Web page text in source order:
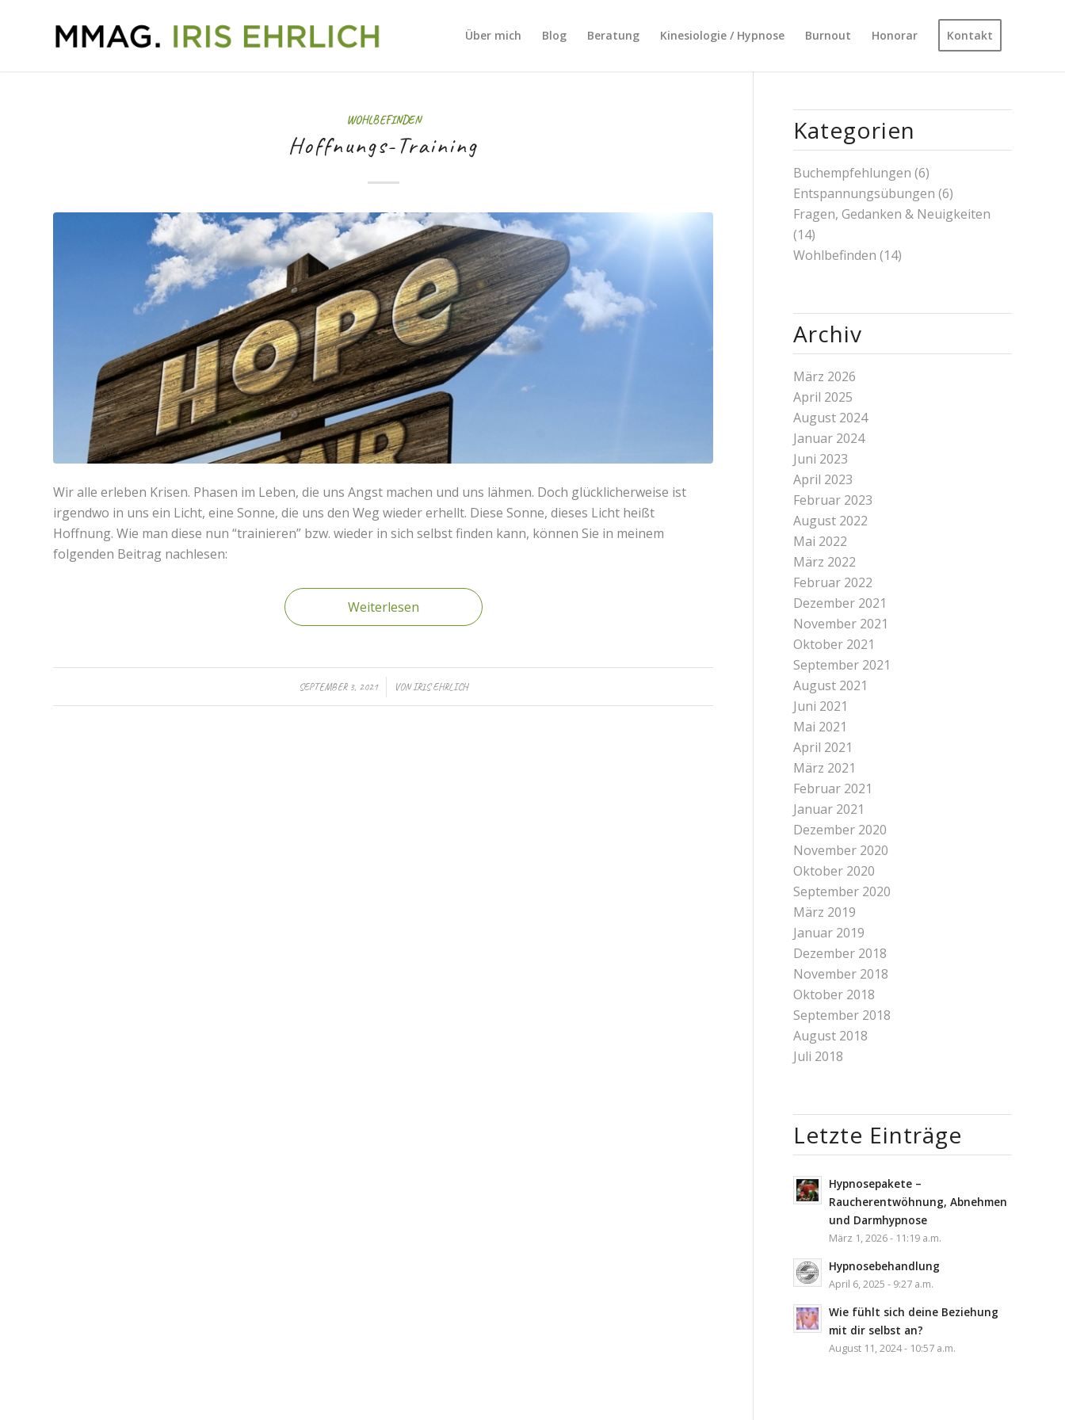
Über mich Blog Beratung Kinesiologie / Hypnose Burnout Honorar Kontakt
WOHLBEFINDEN
Hoffnungs-Training
Wir alle erleben Krisen. Phasen im Leben, die uns Angst machen und uns lähmen. Doch glücklicherweise ist
irgendwo in uns ein Licht, eine Sonne, die uns den Weg wieder erhellt. Diese Sonne, dieses Licht heißt
Hoffnung. Wie man diese nun “trainieren” bzw. wieder in sich selbst finden kann, können Sie in meinem
folgenden Beitrag nachlesen:
Weiterlesen
SEPTEMBER 3, 2021
/ VONIRIS EHRLICH
Kategorien
Buchempfehlungen (6)
Entspannungsübungen (6)
Fragen, Gedanken & Neuigkeiten
(14)
Wohlbefinden (14)
Archiv
März 2026
April 2025
August 2024
Januar 2024
Juni 2023
April 2023
Februar 2023
August 2022
Mai 2022
März 2022
Februar 2022
Dezember 2021
November 2021
Oktober 2021
September 2021
August 2021
Juni 2021
Mai 2021
April 2021
März 2021
Februar 2021
Januar 2021
Dezember 2020
November 2020
Oktober 2020
September 2020
März 2019
Januar 2019
Dezember 2018
November 2018
Oktober 2018
September 2018
August 2018
Juli 2018
Letzte Einträge
Hypnosepakete –
Raucherentwöhnung, Abnehmen
und Darmhypnose
März 1, 2026 - 11:19 a.m.
Hypnosebehandlung
April 6, 2025 - 9:27 a.m.
Wie fühlt sich deine Beziehung
mit dir selbst an?
August 11, 2024 - 10:57 a.m.